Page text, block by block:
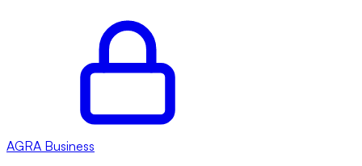
AGRA Business